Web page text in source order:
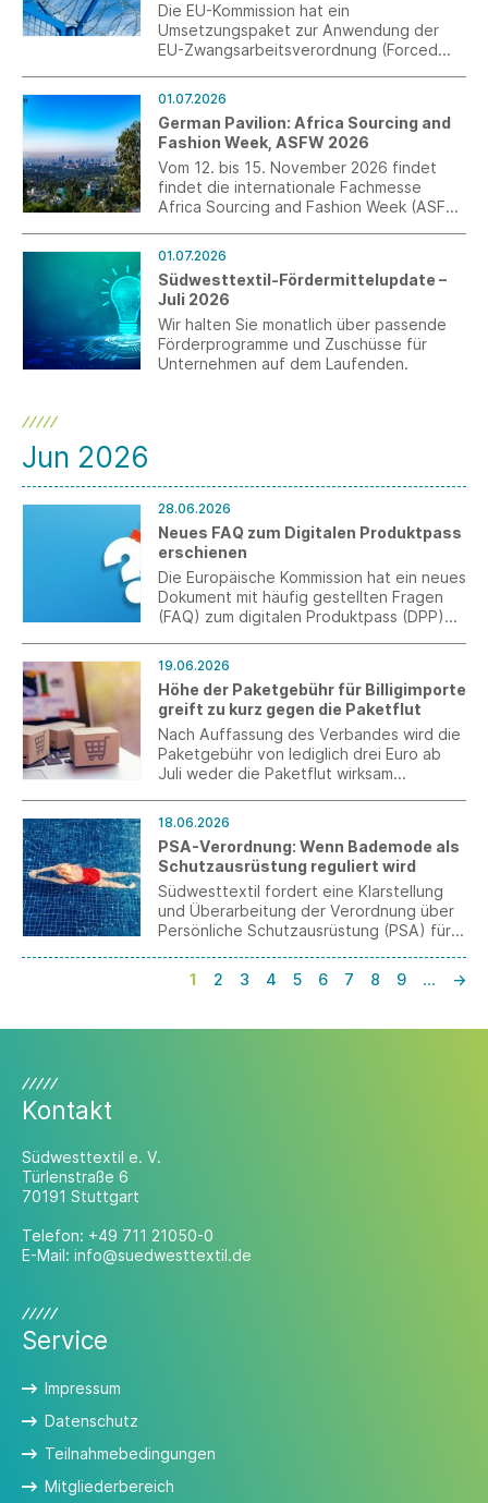
Die EU-Kommission hat ein
Umsetzungspaket zur Anwendung der
EU-Zwangsarbeitsverordnung (Forced
Gleichzeitig wurde das neue „Forced
Labour Single Portal“ freigeschaltet.
01.07.2026
German Pavilion: Africa Sourcing and
Fashion Week, ASFW 2026
Vom 12. bis 15. November 2026 findet
findet die internationale Fachmesse
Africa Sourcing and Fashion Week (ASFW)
sind bis zum 3. August möglich.
01.07.2026
Südwesttextil-Fördermittelupdate –
Juli 2026
Wir halten Sie monatlich über passende
Förderprogramme und Zuschüsse für
Unternehmen auf dem Laufenden.
Jun 2026
28.06.2026
Neues FAQ zum Digitalen Produktpass
erschienen
Die Europäische Kommission hat ein neues
Dokument mit häufig gestellten Fragen
(FAQ) zum digitalen Produktpass (DPP)
19.06.2026
Höhe der Paketgebühr für Billigimporte
greift zu kurz gegen die Paketflut
Nach Auffassung des Verbandes wird die
Paketgebühr von lediglich drei Euro ab
Juli weder die Paketflut wirksam
Außengrenzen beheben.
18.06.2026
PSA-Verordnung: Wenn Bademode als
Schutzausrüstung reguliert wird
Südwesttextil fordert eine Klarstellung
und Überarbeitung der Verordnung über
Persönliche Schutzausrüstung (PSA) für
Regulierung.
1 2 3 4 5 6 7 8 9 … →
Kontakt
Südwesttextil e. V.
Türlenstraße 6
70191 Stuttgart
Telefon: +49 711 21050-0
E-Mail: info@suedwesttextil.de
Service
Impressum
Datenschutz
Teilnahmebedingungen
Mitgliederbereich